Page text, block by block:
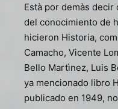
Està por demàs
del conocimiento de
hicieron Historia,
Camacho, Vicente
Bello Martìnez, Luis
ya mencionado libro
publicado en 1949,